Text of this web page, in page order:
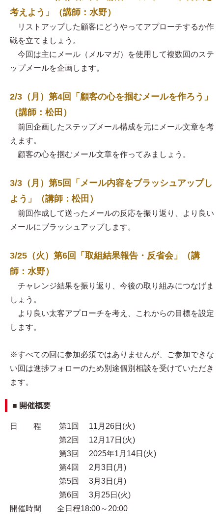
考えよう」（講師：水野）
リストアップした顧客にどうやってアプローチするか作
戦を立てましょう。
今回は主にメール（メルマガ）を使用して複数回のステ
ップメールを企画します。
2/3（月）第4回「顧客の心を掴むメールを作ろう」
（講師：松田）
前回企画したステップメール構成を元にメール文章を考
えます。
顧客の心を掴むメール文章を作ってみましょう。
3/3（月）第5回「メール内容をブラッシュアップし
よう」（講師：松田）
前回作成して送ったメールの反応を振り返り、より良い
メールにブラッシュアップします。
3/25（火）第6回「取組結果報告・反省会」（講
師：水野）
チャレンジ結果を振り返り、今後の取り組みにつなげま
しょう。
より良い太客アプローチを考え、これからの目標を設定
します。
※すべての回に参加必須ではありませんが、ご参加できな
い回は進捗フォローのため別途個別相談を受けていただき
ます。
■ 開催概要
日 程 第1回 11月26日(火)
第2回 12月17日(火)
第3回 2025年1月14日(火)
第4回 2月3日(月)
第5回 3月3日(月)
第6回 3月25日(火)
開催時間 全日程18:00～20:00